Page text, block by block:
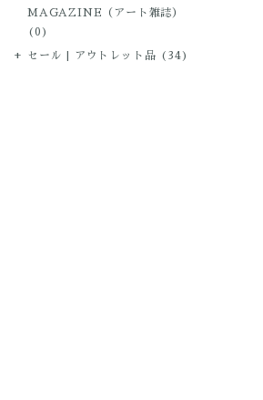
MAGAZINE（アート雑誌）
(0)
セール | アウトレット品 (34)